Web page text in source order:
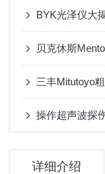
BYK光泽仪大
贝克休斯
三丰Mitutoyo
操作超声波探
详细介绍